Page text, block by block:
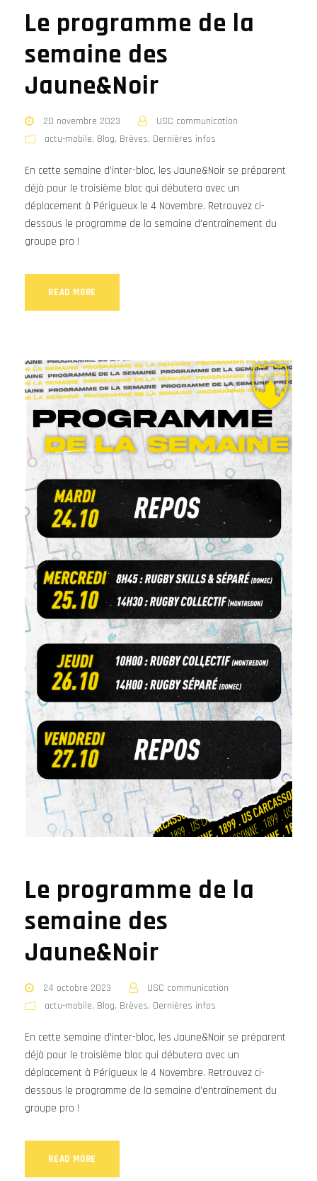
Le programme de la
semaine des
Jaune&Noir
20 novembre 2023
USC communication
actu-mobile, Blog, Brèves, Dernières infos
En cette semaine d'inter-bloc, les Jaune&Noir se préparent
déjà pour le troisième bloc qui débutera avec un
déplacement à Périgueux le 4 Novembre. Retrouvez ci-
dessous le programme de la semaine d'entraînement du
groupe pro !
READ MORE
Le programme de la
semaine des
Jaune&Noir
24 octobre 2023
USC communication
actu-mobile, Blog, Brèves, Dernières infos
En cette semaine d'inter-bloc, les Jaune&Noir se préparent
déjà pour le troisième bloc qui débutera avec un
déplacement à Périgueux le 4 Novembre. Retrouvez ci-
dessous le programme de la semaine d'entraînement du
groupe pro !
READ MORE